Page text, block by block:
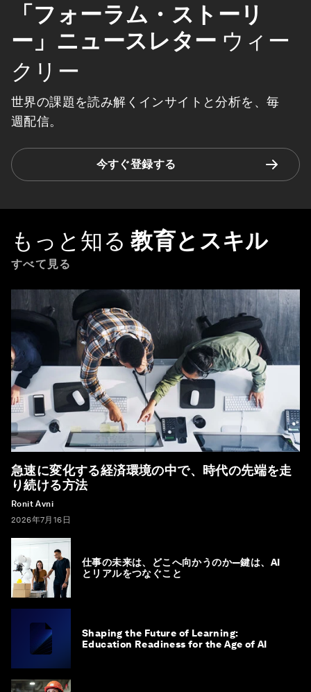
「フォーラム・ストーリ
ー」ニュースレター ウィー
クリー
世界の課題を読み解くインサイトと分析を、毎
週配信。
今すぐ登録する
もっと知る 教育とスキル
すべて見る
急速に変化する経済環境の中で、時代の先端を走
り続ける方法
Ronit Avni
2026年7月16日
仕事の未来は、どこへ向かうのか―鍵は、AI
とリアルをつなぐこと
Shaping the Future of Learning:
Education Readiness for the Age of AI